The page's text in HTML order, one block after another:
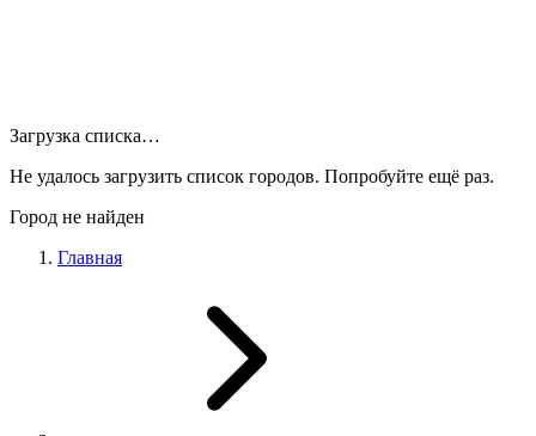
Загрузка списка…
Не удалось загрузить список городов. Попробуйте ещё раз.
Город не найден
Главная